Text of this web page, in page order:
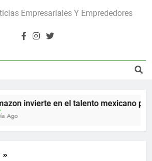
Empresariales Y Emprededores
invierte en el talento mexicano
Ago